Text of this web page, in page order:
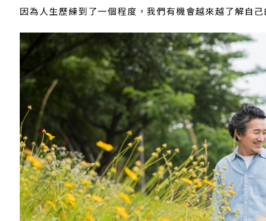
因為人生歷練到了一個程度，我們有機會越來越了解自